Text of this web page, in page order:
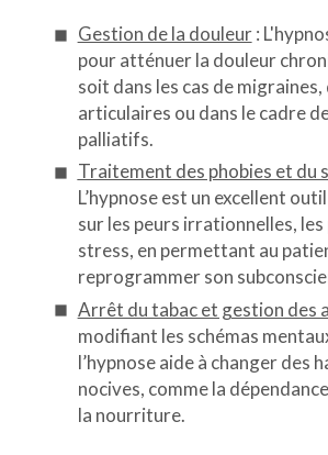
Gestion de la douleur:
pour atténuer la douleur
soit dans les cas de
articulaires ou dans le cadre
palliatifs.
Traitement des phobies et du
L’hypnose est un excellent
sur les peurs irrationnelles, les
stress, en permettant au
reprogrammer son
Arrêt du tabac et gestion des
modifiant les schémas
l’hypnose aide à changer des
nocives, comme la
la nourriture.